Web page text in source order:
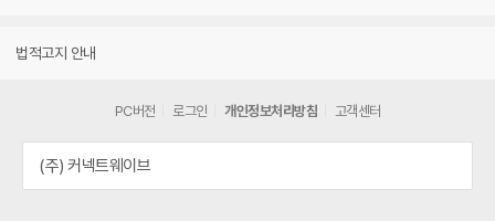
법적고지 안내
PC버전 로그인 개인정보처리방침 고객센터
(주) 커넥트웨이브